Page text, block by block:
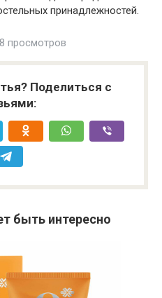
принадлежностей.
просмотров
Поделиться с
быть интересно